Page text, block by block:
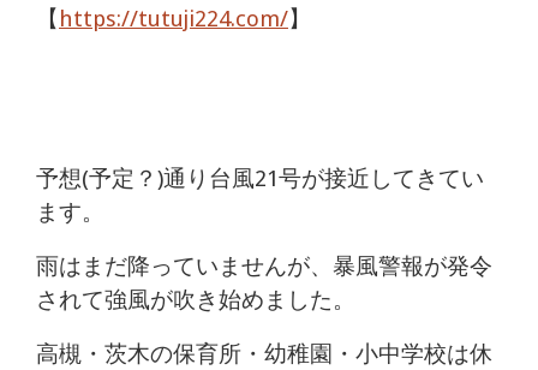
【 https://tutuji224.com/】
予想(予定？)通り台風21号が接近してきてい
ます。
雨はまだ降っていませんが、暴風警報が発令
されて強風が吹き始めました。
高槻・茨木の保育所・幼稚園・小中学校は休